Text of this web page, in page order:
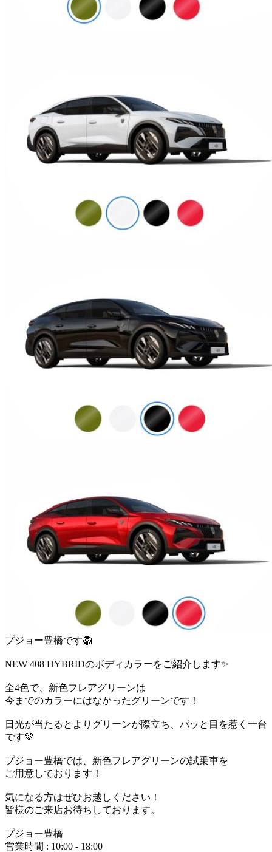
プジョー豊橋です🦁
NEW 408 HYBRIDのボディカラーをご紹介します✨
全4色で、新色フレアグリーンは
今までのカラーにはなかったグリーンです！
日光が当たるとよりグリーンが際立ち、パッと目を惹く一台
です💚
プジョー豊橋では、新色フレアグリーンの試乗車を
ご用意しております！
気になる方はぜひお越しください！
皆様のご来店お待ちしております。
プジョー豊橋
営業時間 : 10:00 - 18:00